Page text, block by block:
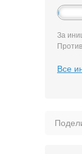
За
Все